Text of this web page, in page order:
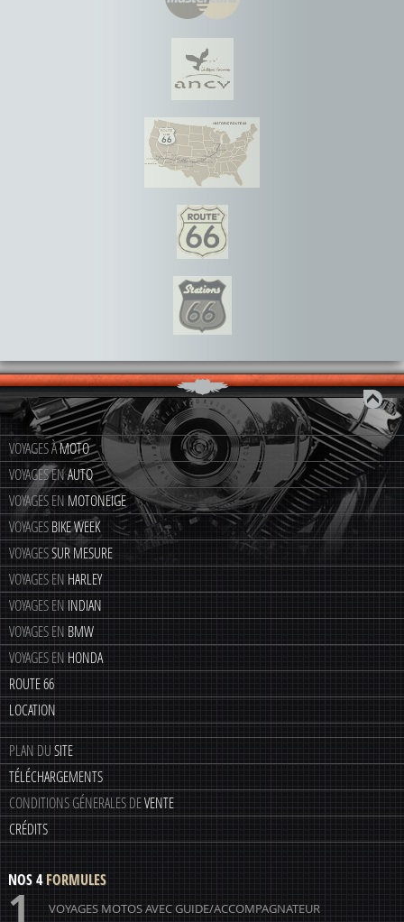
VOYAGES ÀMOTO
VOYAGES ENAUTO
VOYAGES EN MOTONEIGE
VOYAGESBIKE WEEK
VOYAGESSUR MESURE
VOYAGES EN HARLEY
VOYAGES EN INDIAN
VOYAGES EN BMW
VOYAGES EN HONDA
ROUTE 66
LOCATION
PLAN DUSITE
TÉLÉCHARGEMENTS
CONDITIONS GÉNERALES DEVENTE
CRÉDITS
NOS 4FORMULES
1 VOYAGES MOTOS AVEC GUIDE/ACCOMPAGNATEUR